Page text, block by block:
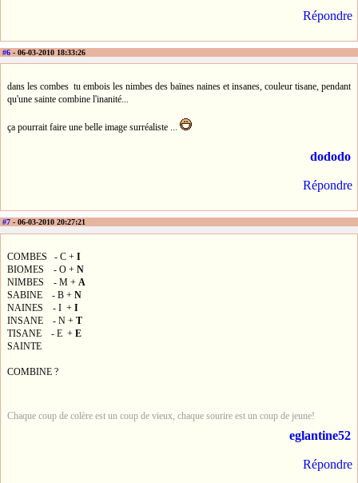
Répondre
#6 - 06-03-2010 18:33:26
dans les combes tu embois les nimbes des baïnes naines et insanes, couleur tisane, pendant
qu'une sainte combine l'inanité...
ça pourrait faire une belle image surréaliste ...
dododo
Répondre
#7 - 06-03-2010 20:27:21
COMBES - C + I
BIOMES - O + N
NIMBES - M + A
SABINE - B + N
NAINES - I + I
INSANE - N + T
TISANE - E + E
SAINTE
COMBINE ?
Chaque coup de colère est un coup de vieux, chaque sourire est un coup de jeune!
eglantine52
Répondre